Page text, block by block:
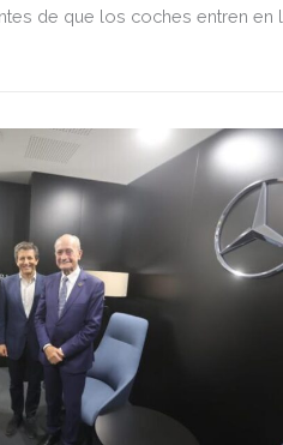
de que los coches entren en